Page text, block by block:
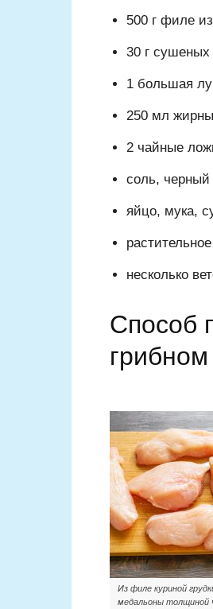
500 г филе
30 г сушеных
1 большая
250 мл
2 чайные
соль, черный
яйцо, мука,
несколько
Способ
Из филе куриной
медальоны толщиной